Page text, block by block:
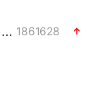
佛山通报笔试前13被淘汰后5名进体检 1861628